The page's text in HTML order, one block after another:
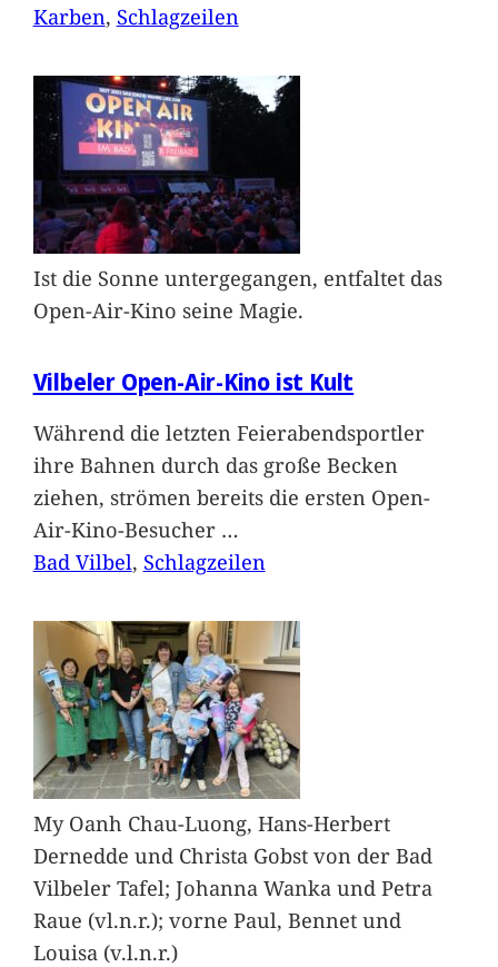
Karben, Schlagzeilen
Ist die Sonne untergegangen, entfaltet das
Open-Air-Kino seine Magie.
Vilbeler Open-Air-Kino ist Kult
Während die letzten Feierabendsportler
ihre Bahnen durch das große Becken
ziehen, strömen bereits die ersten Open-
Air-Kino-Besucher …
Bad Vilbel, Schlagzeilen
My Oanh Chau-Luong, Hans-Herbert
Dernedde und Christa Gobst von der Bad
Vilbeler Tafel; Johanna Wanka und Petra
Raue (vl.n.r.); vorne Paul, Bennet und
Louisa (v.l.n.r.)